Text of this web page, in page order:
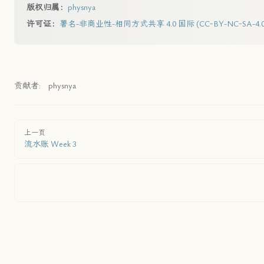
版权归属： physnya
许可证： 署名-非商业性-相同方式共享 4.0 国际 (CC-BY-NC-SA-
贡献者: physnya
上一页
流水账 Week 3